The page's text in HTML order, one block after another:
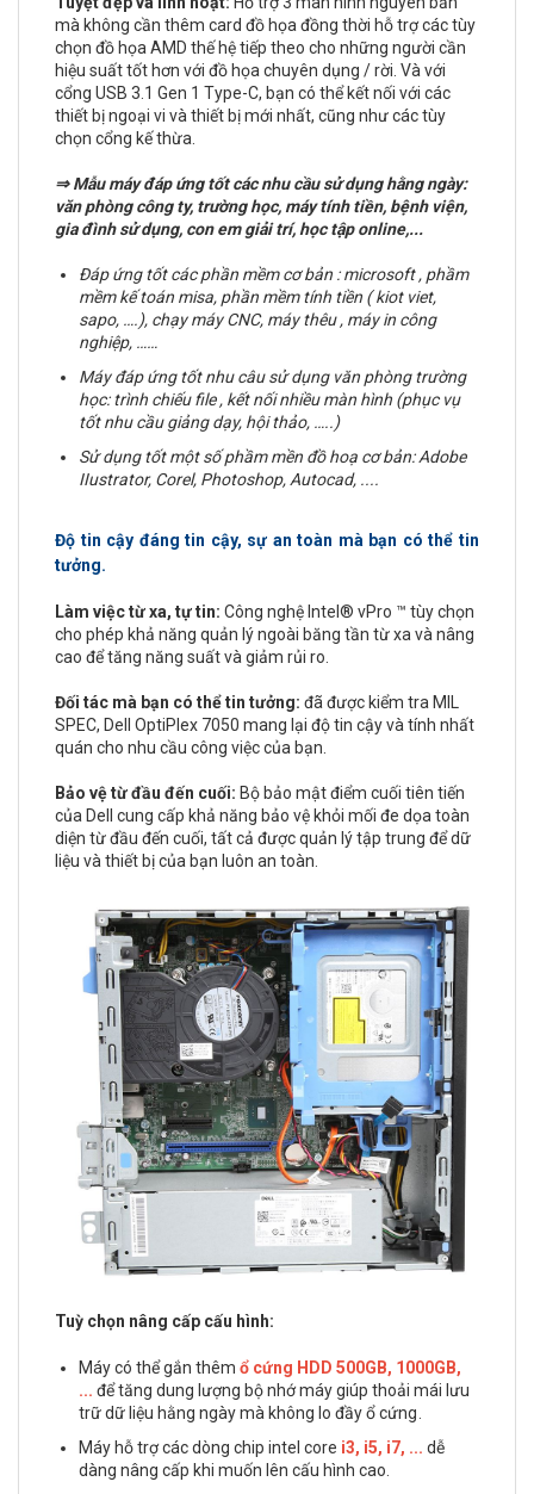
mà không cần thêm card đồ họa đồng thời hỗ trợ các tùy
chọn đồ họa AMD thế hệ tiếp theo cho những người cần
hiệu suất tốt hơn với đồ họa chuyên dụng / rời. Và với
cổng USB 3.1 Gen 1 Type-C, bạn có thể kết nối với các
thiết bị ngoại vi và thiết bị mới nhất, cũng như các tùy
chọn cổng kế thừa.
⇒Mẫu máy đáp ứng tốt các nhu cầu sử dụng hằng ngày:
văn phòng công ty, trường học, máy tính tiền, bệnh viện,
gia đình sử dụng, con em giải trí, học tập online,...
Đáp ứng tốt các phần mềm cơ bản : microsoft , phầm
mềm kế toán misa, phần mềm tính tiền ( kiot viet,
sapo, ….), chạy máy CNC, máy thêu , máy in công
nghiệp, ……
Máy đáp ứng tốt nhu câu sử dụng văn phòng trường
học: trình chiếu file , kết nối nhiều màn hình (phục vụ
tốt nhu cầu giảng dạy, hội thảo, …..)
Sử dụng tốt một số phầm mền đồ hoạ cơ bản:Adobe
IIustrator, Corel, Photoshop, Autocad, ....
Độ tin cậy đáng tin cậy, sự an toàn mà bạn có thể tin
tưởng.
Làm việc từ xa, tự tin: Công nghệ Intel® vPro ™ tùy chọn
cho phép khả năng quản lý ngoài băng tần từ xa và nâng
cao để tăng năng suất và giảm rủi ro.
Đối tác mà bạn có thể tin tưởng: đã được kiểm tra MIL
SPEC, Dell OptiPlex 7050 mang lại độ tin cậy và tính nhất
quán cho nhu cầu công việc của bạn.
Bảo vệ từ đầu đến cuối: Bộ bảo mật điểm cuối tiên tiến
của Dell cung cấp khả năng bảo vệ khỏi mối đe dọa toàn
diện từ đầu đến cuối, tất cả được quản lý tập trung để dữ
liệu và thiết bị của bạn luôn an toàn.
Tuỳ chọn nâng cấp cấu hình:
Máy có thể gắn thêm ổ cứng HDD 500GB, 1000GB,
... để tăng dung lượng bộ nhớ máy giúp thoải mái lưu
trữ dữ liệu hằng ngày mà không lo đầy ổ cứng .
Máy hỗ trợ các dòng chip intel core i3, i5, i7, ... dễ
dàng nâng cấp khi muốn lên cấu hình cao.